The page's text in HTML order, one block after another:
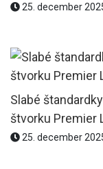
25. december
Slabé
štvorku Premier
25. december